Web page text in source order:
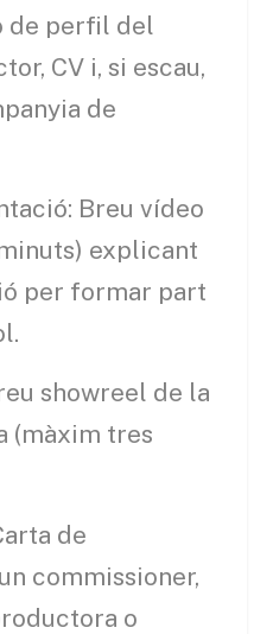
de perfil del
CV i, si escau,
de
Breu vídeo
explicant
per formar part
showreel de la
(màxim tres
de
commissioner,
o